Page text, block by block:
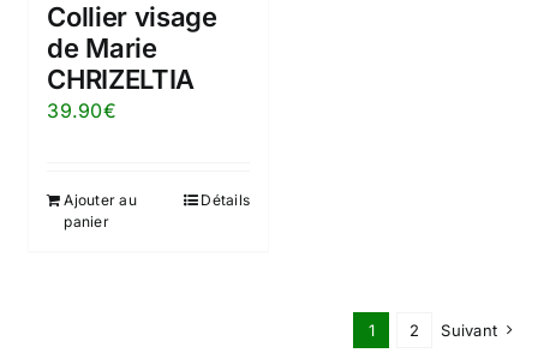
Collier visage
de Marie
CHRIZELTIA
39.90€
Ajouter au
panier
Détails
1 2 Suivant